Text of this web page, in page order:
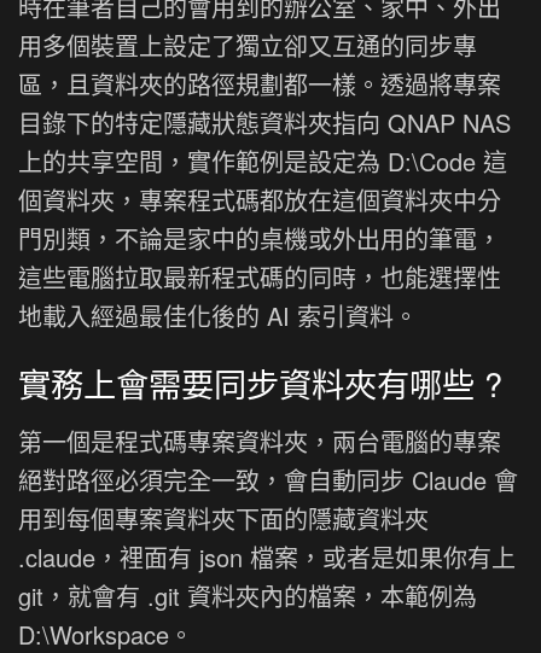
用多個裝置上設定了獨立卻又互通的同步專
區，且資料夾的路徑規劃都一樣。透過將專案
目錄下的特定隱藏狀態資料夾指向 QNAP NAS
上的共享空間，實作範例是設定為 D:\Code 這
個資料夾，專案程式碼都放在這個資料夾中分
門別類，不論是家中的桌機或外出用的筆電，
這些電腦拉取最新程式碼的同時，也能選擇性
地載入經過最佳化後的 AI 索引資料。
實務上會需要同步資料夾有哪些 ?
第一個是程式碼專案資料夾，兩台電腦的專案
絕對路徑必須完全一致，會自動同步 Claude 會
用到每個專案資料夾下面的隱藏資料夾
.claude，裡面有 json 檔案，或者是如果你有上
git，就會有 .git 資料夾內的檔案，本範例為
D:\Workspace。